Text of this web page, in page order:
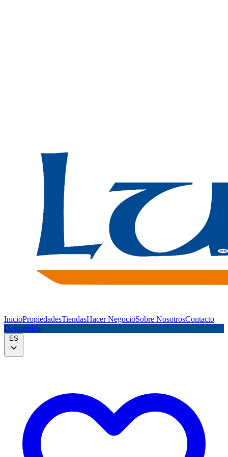
InicioPropiedadesTiendasHacer NegocioSobre NosotrosContacto
Desarrollos